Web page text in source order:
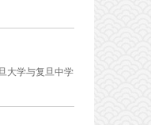
大学与复旦中学